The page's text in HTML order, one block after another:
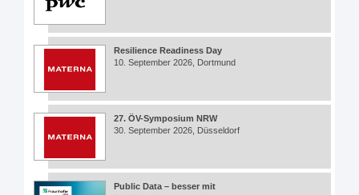
Resilience Readiness Day
10. September 2026, Dortmund
27. ÖV-Symposium NRW
30. September 2026, Düsseldorf
Public Data – besser mit